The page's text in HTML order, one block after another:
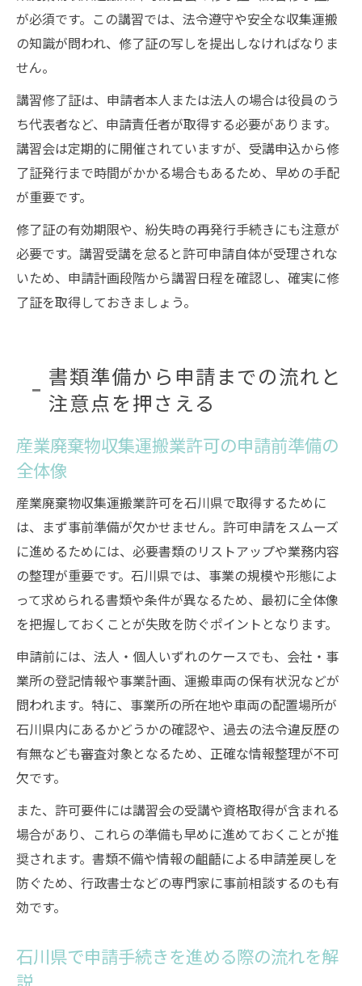
が必須です。この講習では、法令遵守や安全な収集運搬
の知識が問われ、修了証の写しを提出しなければなりま
せん。
講習修了証は、申請者本人または法人の場合は役員のう
ち代表者など、申請責任者が取得する必要があります。
講習会は定期的に開催されていますが、受講申込から修
了証発行まで時間がかかる場合もあるため、早めの手配
が重要です。
修了証の有効期限や、紛失時の再発行手続きにも注意が
必要です。講習受講を怠ると許可申請自体が受理されな
いため、申請計画段階から講習日程を確認し、確実に修
了証を取得しておきましょう。
書類準備から申請までの流れと
注意点を押さえる
産業廃棄物収集運搬業許可の申請前準備の
全体像
産業廃棄物収集運搬業許可を石川県で取得するために
は、まず事前準備が欠かせません。許可申請をスムーズ
に進めるためには、必要書類のリストアップや業務内容
の整理が重要です。石川県では、事業の規模や形態によ
って求められる書類や条件が異なるため、最初に全体像
を把握しておくことが失敗を防ぐポイントとなります。
申請前には、法人・個人いずれのケースでも、会社・事
業所の登記情報や事業計画、運搬車両の保有状況などが
問われます。特に、事業所の所在地や車両の配置場所が
石川県内にあるかどうかの確認や、過去の法令違反歴の
有無なども審査対象となるため、正確な情報整理が不可
欠です。
また、許可要件には講習会の受講や資格取得が含まれる
場合があり、これらの準備も早めに進めておくことが推
奨されます。書類不備や情報の齟齬による申請差戻しを
防ぐため、行政書士などの専門家に事前相談するのも有
効です。
石川県で申請手続きを進める際の流れを解
説